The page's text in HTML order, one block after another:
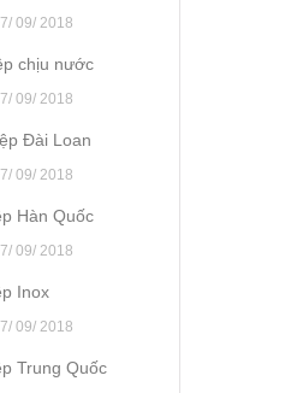
09/ 2018
chịu nước
09/ 2018
Đài Loan
09/ 2018
Hàn Quốc
09/ 2018
Inox
09/ 2018
Trung Quốc